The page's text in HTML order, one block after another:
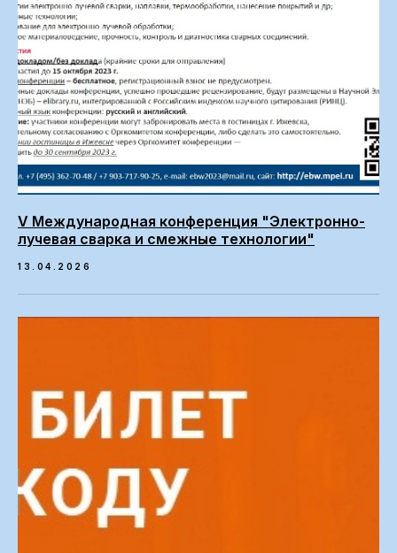
V Международная конференция "Электронно-
лучевая сварка и смежные технологии"
13.04.2026